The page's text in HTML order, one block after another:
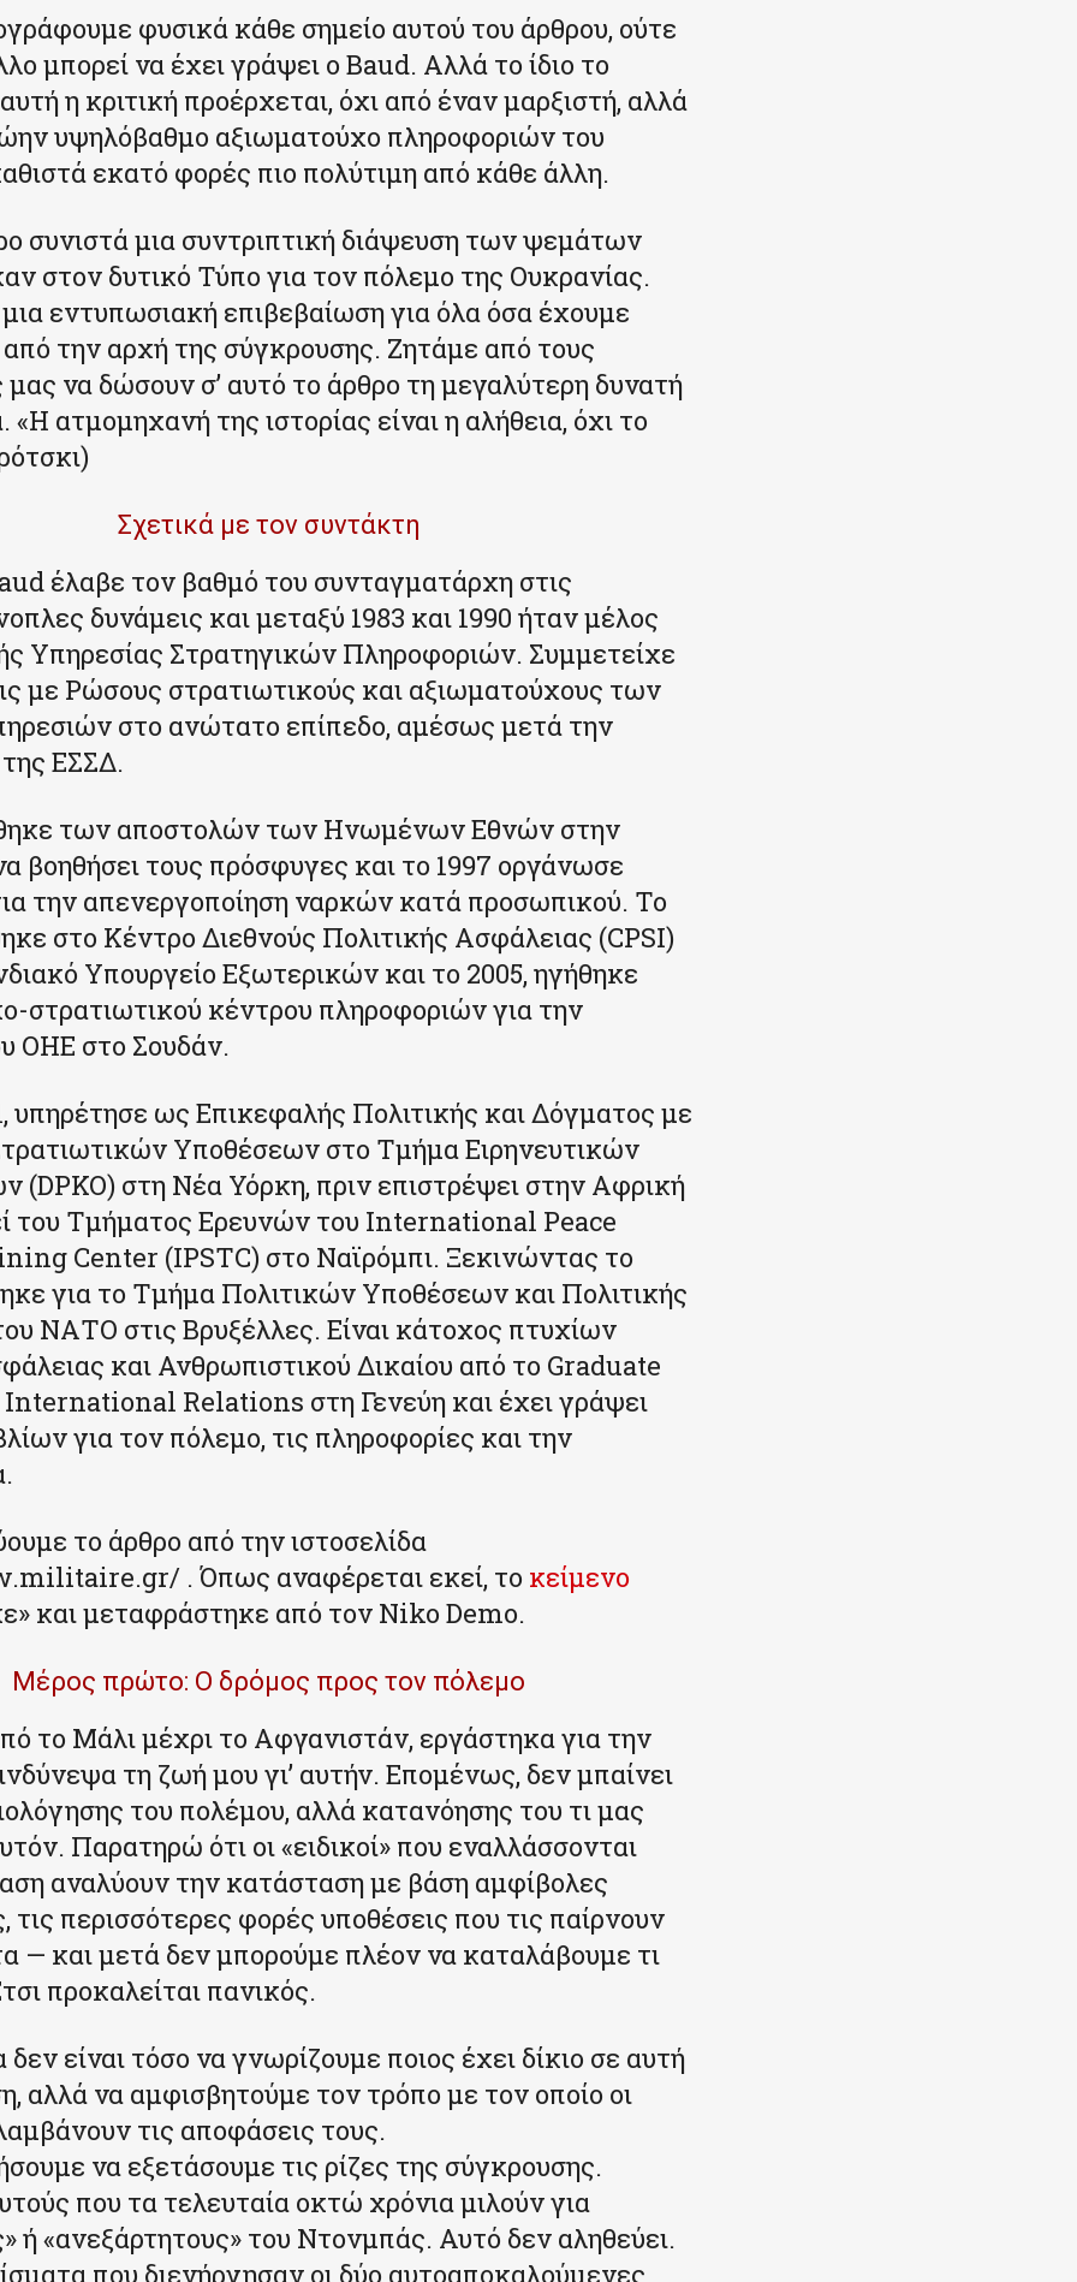
φυσικά κάθε σημείο αυτού του άρθρου, ούτε
μπορεί να έχει γράψει ο Baud. Αλλά το ίδιο το
η κριτική προέρχεται, όχι από έναν μαρξιστή, αλλά
υψηλόβαθμο αξιωματούχο πληροφοριών του
εκατό φορές πιο πολύτιμη από κάθε άλλη.
συνιστά μια συντριπτική διάψευση των ψεμάτων
στον δυτικό Τύπο για τον πόλεμο της Ουκρανίας.
εντυπωσιακή επιβεβαίωση για όλα όσα έχουμε
από την αρχή της σύγκρουσης. Ζητάμε από τους
να δώσουν σ’ αυτό το άρθρο τη μεγαλύτερη δυνατή
«Η ατμομηχανή της ιστορίας είναι η αλήθεια, όχι το
Σχετικά με τον συντάκτη
έλαβε τον βαθμό του συνταγματάρχη στις
δυνάμεις και μεταξύ 1983 και 1990 ήταν μέλος
Υπηρεσίας Στρατηγικών Πληροφοριών. Συμμετείχε
με Ρώσους στρατιωτικούς και αξιωματούχους των
στο ανώτατο επίπεδο, αμέσως μετά την
ΕΣΣΔ.
των αποστολών των Ηνωμένων Εθνών στην
βοηθήσει τους πρόσφυγες και το 1997 οργάνωσε
την απενεργοποίηση ναρκών κατά προσωπικού. Το
στο Κέντρο Διεθνούς Πολιτικής Ασφάλειας (CPSI)
Υπουργείο Εξωτερικών και το 2005, ηγήθηκε
στρατιωτικού κέντρου πληροφοριών για την
ΟΗΕ στο Σουδάν.
υπηρέτησε ως Επικεφαλής Πολιτικής και Δόγματος με
Υποθέσεων στο Τμήμα Ειρηνευτικών
(DPKO) στη Νέα Υόρκη, πριν επιστρέψει στην Αφρική
του Τμήματος Ερευνών του International Peace
Center (IPSTC) στο Ναϊρόμπι. Ξεκινώντας το
για το Τμήμα Πολιτικών Υποθέσεων και Πολιτικής
ΝΑΤΟ στις Βρυξέλλες. Είναι κάτοχος πτυχίων
και Ανθρωπιστικού Δικαίου από το Graduate
Relations στη Γενεύη και έχει γράψει
για τον πόλεμο, τις πληροφορίες και την
το άρθρο από την ιστοσελίδα
. Όπως αναφέρεται εκεί, το κείμενο
και μεταφράστηκε από τον Niko Demo.
Μέρος πρώτο: Ο δρόμος προς τον πόλεμο
το Μάλι μέχρι το Αφγανιστάν, εργάστηκα για την
τη ζωή μου γι’ αυτήν. Επομένως, δεν μπαίνει
του πολέμου, αλλά κατανόησης του τι μας
Παρατηρώ ότι οι «ειδικοί» που εναλλάσσονται
αναλύουν την κατάσταση με βάση αμφίβολες
τις περισσότερες φορές υποθέσεις που τις παίρνουν
— και μετά δεν μπορούμε πλέον να καταλάβουμε τι
προκαλείται πανικός.
είναι τόσο να γνωρίζουμε ποιος έχει δίκιο σε αυτή
αλλά να αμφισβητούμε τον τρόπο με τον οποίο οι
τις αποφάσεις τους.
να εξετάσουμε τις ρίζες της σύγκρουσης.
που τα τελευταία οκτώ χρόνια μιλούν για
ή «ανεξάρτητους» του Ντονμπάς. Αυτό δεν αληθεύει.
που διενήργησαν οι δύο αυτοαποκαλούμενες